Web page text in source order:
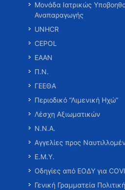
Μονάδα Ιατρικώς
Αναπαραγωγής
UNHCR
CEPOL
ΕΑΑΝ
Π.Ν.
ΓΕΕΘΑ
Περιοδικό “Λιμενική Ηχώ”
Λέσχη Αξιωματικών
Ν.Ν.Α.
Αγγελίες προς
Ε.Μ.Υ.
Οδηγίες από ΕΟΔΥ για
Γενική Γραμματεία